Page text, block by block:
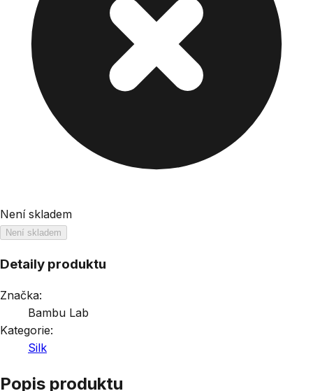
Není skladem
Není skladem
Detaily produktu
Značka:
Bambu Lab
Kategorie:
Silk
Popis produktu